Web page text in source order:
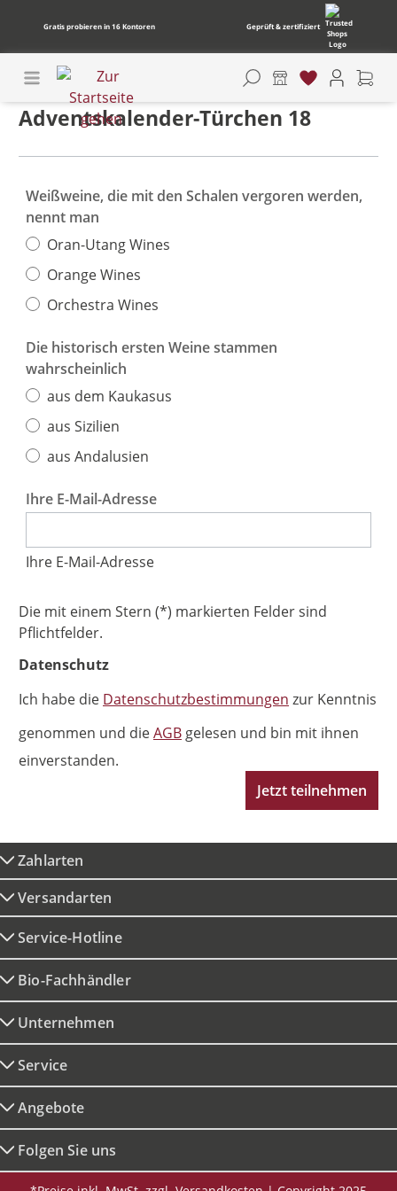
Gratis probieren in 16 Kontoren Geprüft & zertifiziert
Adventskalender-Türchen 18
Weißweine, die mit den Schalen vergoren werden,
nennt man
Oran-Utang Wines
Orange Wines
Orchestra Wines
Die historisch ersten Weine stammen
wahrscheinlich
aus dem Kaukasus
aus Sizilien
aus Andalusien
Ihre E-Mail-Adresse
Ihre E-Mail-Adresse
Die mit einem Stern (*) markierten Felder sind
Pflichtfelder.
Datenschutz
Ich habe die Datenschutzbestimmungen zur Kenntnis
genommen und dieAGB gelesen und bin mit ihnen
einverstanden.
Jetzt teilnehmen
Zahlarten
Versandarten
Service-Hotline
Bio-Fachhändler
Unternehmen
Service
Angebote
Folgen Sie uns